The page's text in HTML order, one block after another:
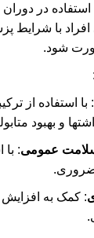
استفاده در
افراد با شرایط
شود.
:
: با استفاده از
و بهبود
سلامت عمومی: با
ضروری.
: کمک به